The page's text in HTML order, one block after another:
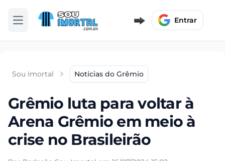
Abrir menu Entrar
Sou Imortal Notícias do Grêmio
Grêmio luta para voltar à
Arena Grêmio em meio à
crise no Brasileirão